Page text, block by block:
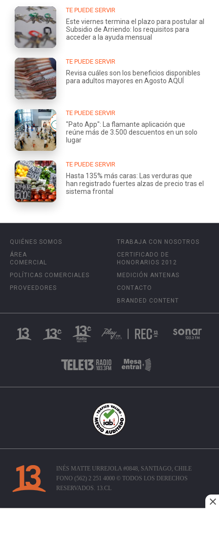
TE PUEDE SERVIR
Este viernes termina el plazo para postular al
Subsidio de Arriendo: los requisitos para
acceder a la ayuda mensual
TE PUEDE SERVIR
Revisa cuáles son los beneficios disponibles
para adultos mayores en Agosto AQUÍ
TE PUEDE SERVIR
"Pato App": La flamante aplicación que
reúne más de 3.500 descuentos en un solo
lugar
TE PUEDE SERVIR
Hasta 135% más caras: Las verduras que
han registrado fuertes alzas de precio tras el
sistema frontal
QUIÉNES SOMOS
ÁREA
COMERCIAL
POLÍTICAS COMERCIALES
PROVEEDORES
TRABAJA CON NOSOTROS
CERTIFICADO DE
HONORARIOS 2012
MEDICIÓN ANTENAS
CONTACTO
BRANDED CONTENT
INÉS MATTE URREJOLA #0848, SANTIAGO, CHILE
FONO (562) 2 251 4000 © TODOS LOS DERECHOS
RESERVADOS. 13.CL